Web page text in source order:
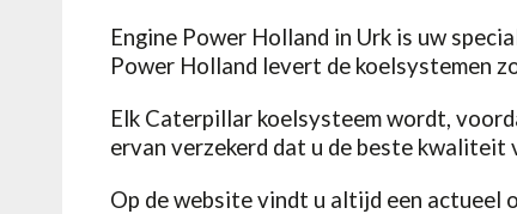
Engine Power Holland in Urk is uw
Power Holland levert de koelsystemen
Elk Caterpillar koelsysteem wordt,
ervan verzekerd dat u de beste kwaliteit
Op de website vindt u altijd een actueel